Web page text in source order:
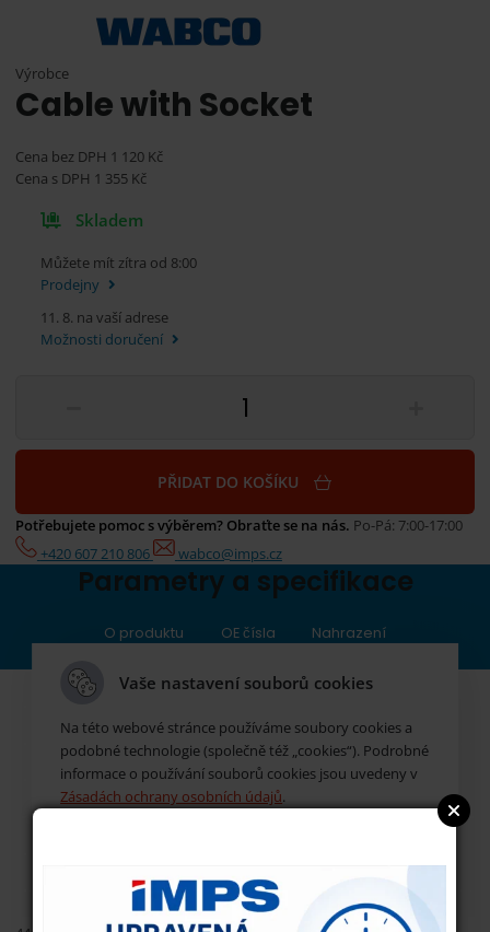
Výrobce
Cable with Socket
Cena bez DPH 1 120 Kč
Cena s DPH 1 355 Kč
Skladem
Můžete mít zítra od 8:00
Prodejny
11. 8. na vaší adrese
Možnosti doručení
PŘIDAT DO KOŠÍKU
Potřebujete pomoc s výběrem? Obraťte se na nás. Po-Pá: 7:00-17:00
+420 607 210 806
wabco@imps.cz
Parametry a specifikace
O produktu OE čísla Nahrazení
Vaše nastavení souborů cookies
Na této webové stránce používáme soubory cookies a
podobné technologie (společně též „cookies“). Podrobné
informace o používání souborů cookies jsou uvedeny v
Zásadách ochrany osobních údajů.
Pouze nezbytné cookies
použitím všech cookies (technických, analytických i
reklamních), klikněte níže na tlačítko „
Souhlasím se